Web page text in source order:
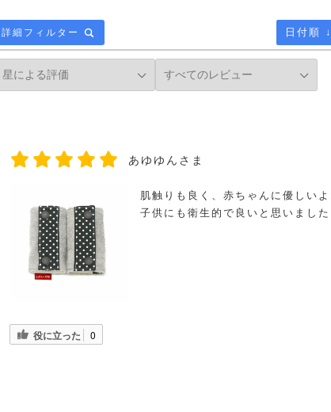
詳細フィルター 日付順 ↓
あゆゆんさま
肌触りも良く、赤ちゃんに優しい
子供にも衛生的で良いと思いました
役に立った 0